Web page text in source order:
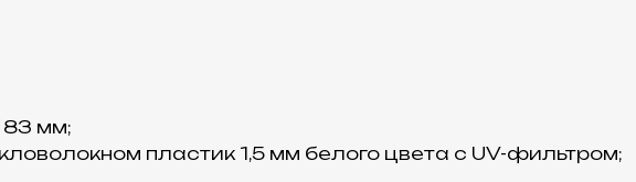
мм;
пластик 1,5 мм белого цвета с UV-фильтром;